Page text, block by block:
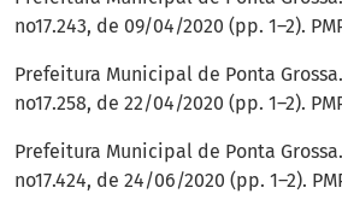
no17.243, de 09/04/2020 (pp. 1–2).
Prefeitura Municipal de Ponta
no17.258, de 22/04/2020 (pp. 1–2).
Prefeitura Municipal de Ponta
no17.424, de 24/06/2020 (pp. 1–2).